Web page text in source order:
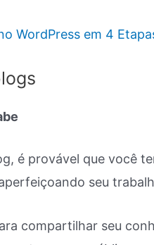
WordPress em 4
é provável que você
seu
compartilhar seu